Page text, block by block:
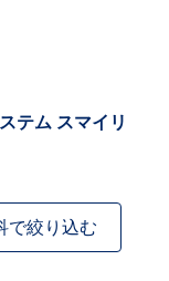
テム スマイリ
で絞り込む